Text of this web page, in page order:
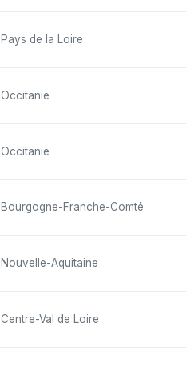
Pays de la Loire
Occitanie
Occitanie
Bourgogne-Franche-Comté
Nouvelle-Aquitaine
Centre-Val de Loire